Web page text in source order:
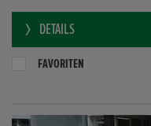
DETAILS
FAVORITEN